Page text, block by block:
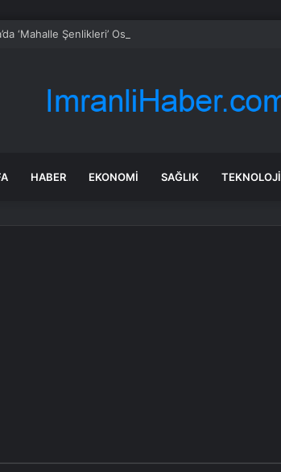
‘Mahalle Şenlikleri’ Osmangazilileri eğlendiriyor
HABER EKONOMI SAĞLIK TEKNOLOJI